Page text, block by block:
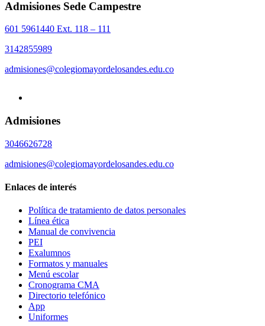
Admisiones Sede Campestre
601 5961440 Ext. 118 – 111
3142855989
admisiones@colegiomayordelosandes.edu.co
Admisiones
3046626728
admisiones@colegiomayordelosandes.edu.co
Enlaces de interés
Política de tratamiento de datos personales
Línea ética
Manual de convivencia
PEI
Exalumnos
Formatos y manuales
Menú escolar
Cronograma CMA
Directorio telefónico
App
Uniformes